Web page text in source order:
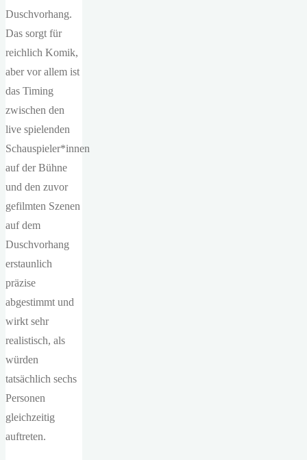
Duschvorhang.
Das sorgt für
reichlich Komik,
aber vor allem ist
das Timing
zwischen den
live spielenden
Schauspieler*innen
auf der Bühne
und den zuvor
gefilmten Szenen
auf dem
Duschvorhang
erstaunlich
präzise
abgestimmt und
wirkt sehr
realistisch, als
würden
tatsächlich sechs
Personen
gleichzeitig
auftreten.